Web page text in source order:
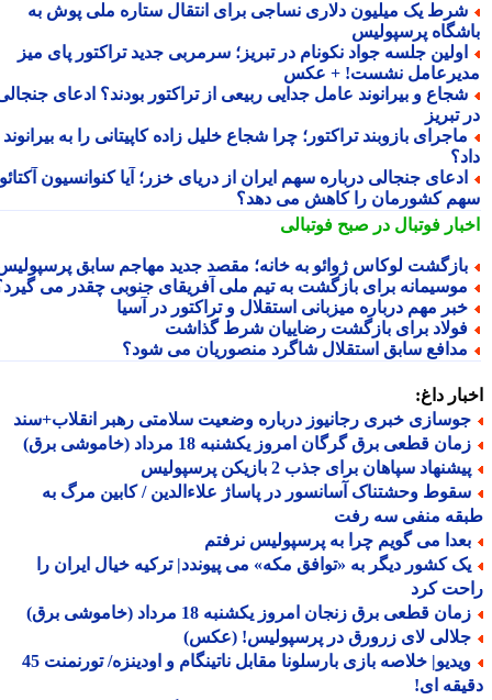
یک میلیون دلاری نساجی برای انتقال ستاره ملی پوش به
پرسپولیس
جلسه جواد نکونام در تبریز؛ سرمربی جدید تراکتور پای میز
نشست! + عکس
و بیرانوند عامل جدایی ربیعی از تراکتور بودند؟ ادعای جنجالی
تبریز
بازوبند تراکتور؛ چرا شجاع خلیل زاده کاپیتانی را به بیرانوند
جنجالی درباره سهم ایران از دریای خزر؛ آیا کنوانسیون آکتائو
کشورمان را کاهش می دهد؟
فوتبال در صبح فوتبالی
لوکاس ژوائو به خانه؛ مقصد جدید مهاجم سابق پرسپولیس
برای بازگشت به تیم ملی آفریقای جنوبی چقدر می گیرد؟
مهم درباره میزبانی استقلال و تراکتور در آسیا
برای بازگشت رضاییان شرط گذاشت
سابق استقلال شاگرد منصوریان می شود؟
داغ:
خبری رجانیوز درباره وضعیت سلامتی رهبر انقلاب+سند
قطعی برق گرگان امروز یکشنبه 18 مرداد (خاموشی برق)
سپاهان برای جذب 2 بازیکن پرسپولیس
وحشتناک آسانسور در پاساژ علاءالدین / کابین مرگ به
منفی سه رفت
می گویم چرا به پرسپولیس نرفتم
کشور دیگر به «توافق مکه» می پیوندد| ترکیه خیال ایران را
کرد
قطعی برق زنجان امروز یکشنبه 18 مرداد (خاموشی برق)
لای زرورق در پرسپولیس! (عکس)
ویدیو| خلاصه بازی بارسلونا مقابل ناتینگام و اودینزه/ تورنمنت 45
ای!